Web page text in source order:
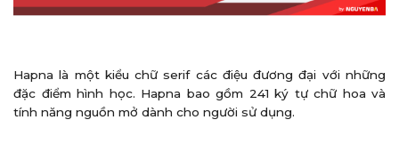
Hapna là một kiểu chữ serif các điệu đương đại với những
đặc điểm hình học. Hapna bao gồm 241 ký tự chữ hoa và
tính năng nguồn mở dành cho người sử dụng.